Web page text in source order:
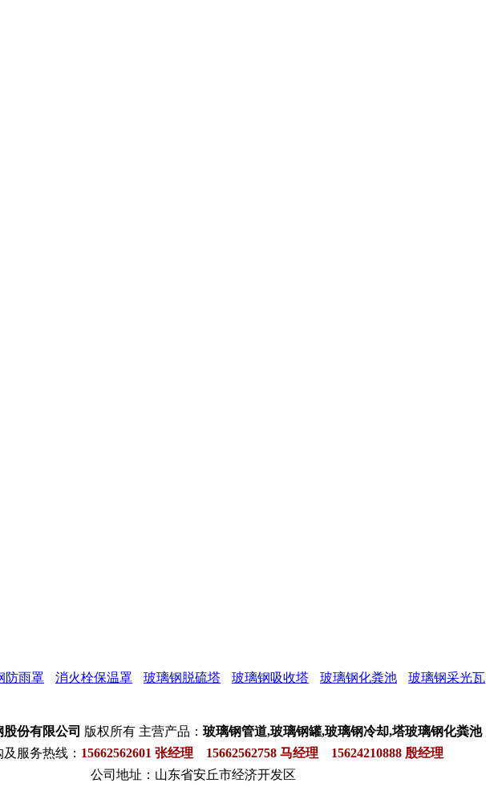
防雨罩 消火栓保温罩 玻璃钢脱硫塔 玻璃钢吸收塔 玻璃钢化粪池 玻璃钢采光瓦
份有限公司 版权所有 主营产品： 玻璃钢管道,玻璃钢罐,玻璃钢冷却,塔玻璃钢化粪池
服务热线： 15662562601 张经理 15662562758 马经理 15624210888 殷经理
公司地址：山东省安丘市经济开发区